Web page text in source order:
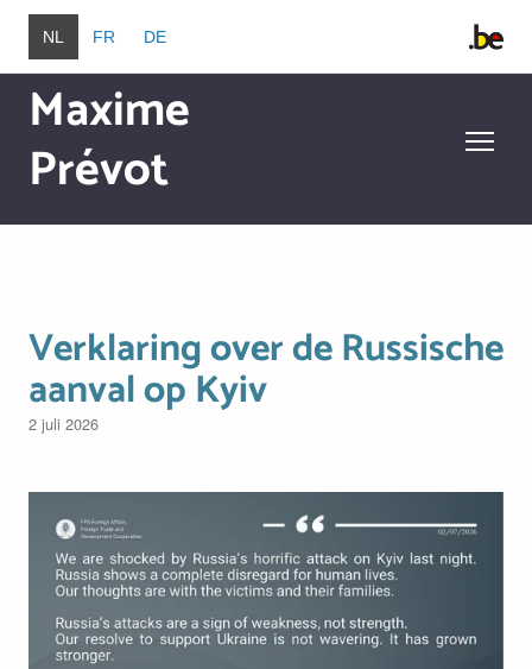
Overslaan en naar de inhoud gaan
NL FR DE
Maxime
Prévot
Verklaring over de Russische
aanval op Kyiv
2 juli 2026